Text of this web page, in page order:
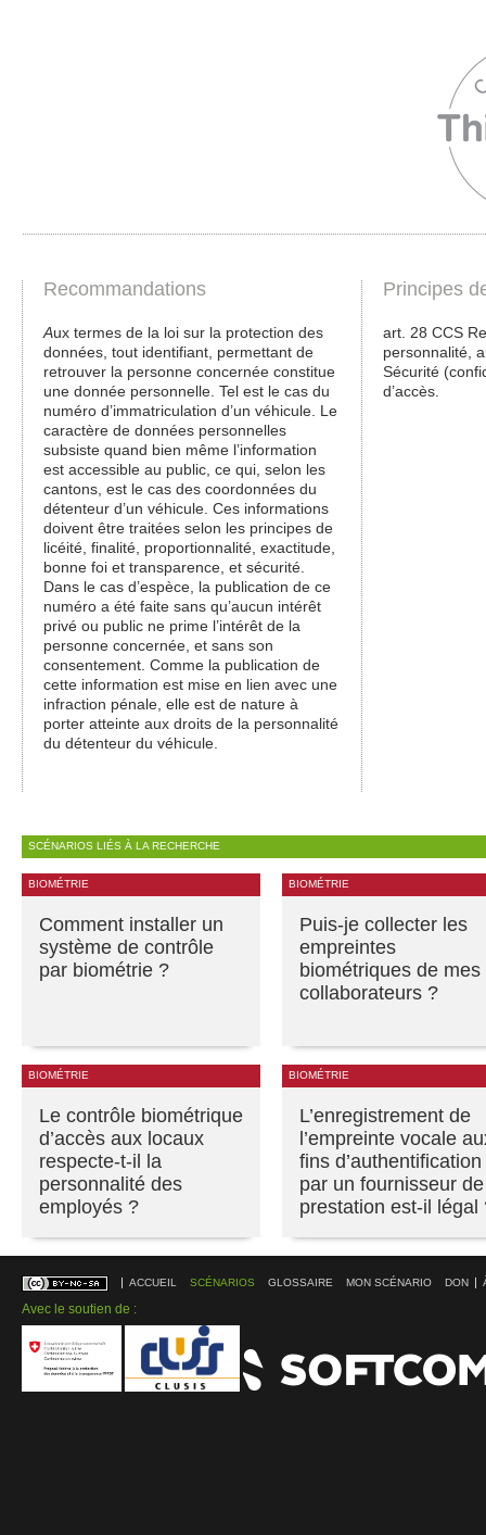
Recommandations
Aux termes de la loi sur la protection des
données, tout identifiant, permettant de
retrouver la personne concernée constitue
une donnée personnelle. Tel est le cas du
numéro d’immatriculation d’un véhicule. Le
caractère de données personnelles
subsiste quand bien même l’information
est accessible au public, ce qui, selon les
cantons, est le cas des coordonnées du
détenteur d’un véhicule. Ces informations
doivent être traitées selon les principes de
licéité, finalité, proportionnalité, exactitude,
bonne foi et transparence, et sécurité.
Dans le cas d’espèce, la publication de ce
numéro a été faite sans qu’aucun intérêt
privé ou public ne prime l’intérêt de la
personne concernée, et sans son
consentement. Comme la publication de
cette information est mise en lien avec une
infraction pénale, elle est de nature à
porter atteinte aux droits de la personnalité
du détenteur du véhicule.
Principes
art. 28 CCS
personnalité,
Sécurité
d’accès.
SCÉNARIOS LIÉS À LA RECHERCHE
BIOMÉTRIE
Comment installer un
système de contrôle
par biométrie ?
BIOMÉTRIE
Puis-je collecter les
empreintes
biométriques de mes
collaborateurs ?
BIOMÉTRIE
Le contrôle biométrique
d’accès aux locaux
respecte-t-il la
personnalité des
employés ?
BIOMÉTRIE
L’enregistrement de
l’empreinte vocale
fins d’authentification
par un fournisseur de
prestation est-il légal
ACCUEIL SCÉNARIOS GLOSSAIRE MON SCÉNARIO DON
Avec le soutien de :